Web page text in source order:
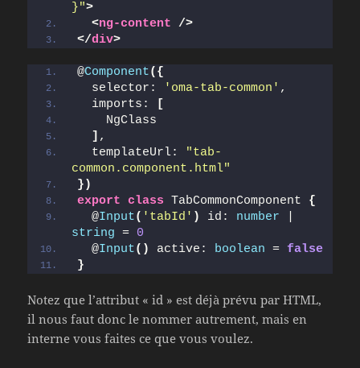
}">
<ng-content
/>
</div>
@Component( {
  selector:
'oma-tab-common' ,
  imports:
[
    NgClass
] ,
  templateUrl:
"tab-
common.component.html"
} )
export
class TabCommonComponent {
  @
Input( 'tabId' ) id: number
string = 0
  @
Input( ) active: boolean = false
}
Notez que l’attribut « id » est déjà prévu par HTML,
il nous faut donc le nommer autrement, mais en
interne vous faites ce que vous voulez.